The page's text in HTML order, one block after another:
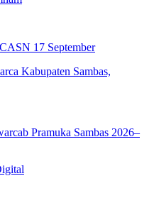
17 September
Pramuka Sambas 2026–